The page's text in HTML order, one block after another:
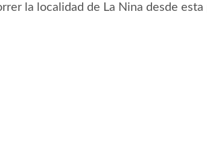
la localidad de La Nina desde esta